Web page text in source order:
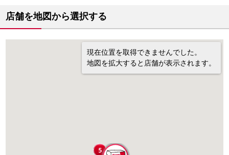
店舗を地図から選択する
現在位置を取得できませんでした。
地図を拡大すると店舗が表示されます。